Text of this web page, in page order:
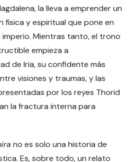
la lleva a emprender un
física y espiritual que pone en
Mientras tanto, el trono
empieza a
de Iria, su confidente más
visiones y traumas, y las
por los reyes Thorid
la fractura interna para
no es solo una historia de
Es, sobre todo, un relato